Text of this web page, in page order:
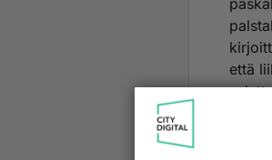
että